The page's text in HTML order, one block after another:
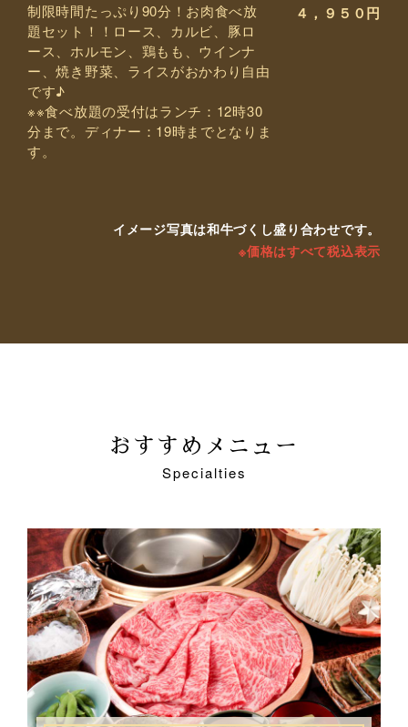
４，９５０円
制限時間たっぷり90分！お肉食べ放
題セット！！ロース、カルビ、豚ロ
ース、ホルモン、鶏もも、ウインナ
ー、焼き野菜、ライスがおかわり自由
です♪
※※食べ放題の受付はランチ：12時30
分まで。ディナー：19時までとなりま
す。
イメージ写真は和牛づくし盛り合わせです。
※価格はすべて税込表示
おすすめメニュー
Specialties